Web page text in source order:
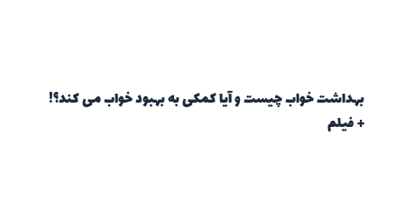
بهداشت خواب چیست و آیا کمکی به بهبود خواب می کند؟!
+ فیلم